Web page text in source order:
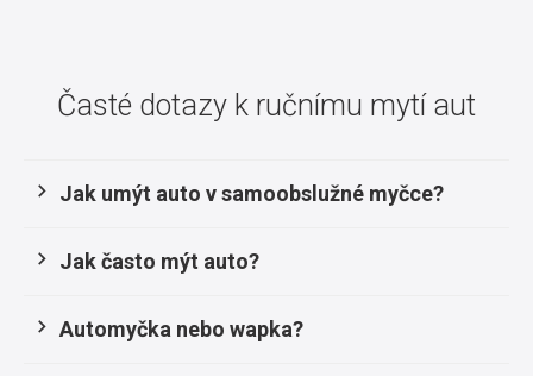
Časté dotazy k ručnímu mytí aut
Jak umýt auto v samoobslužné myčce?
Jak často mýt auto?
Automyčka nebo wapka?